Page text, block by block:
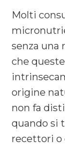
Molti
senza una
che
origine
non fa
quando si
recettori o